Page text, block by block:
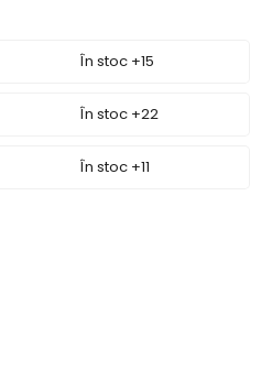
În stoc +15
În stoc +22
În stoc +11